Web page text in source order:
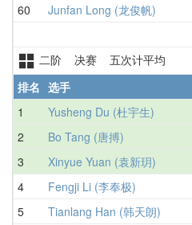
60 Junfan Long (龙俊帆)
二阶 决赛 五次计平均
排名 选手
1
Yusheng Du (杜宇生)
2 Bo Tang (唐搏)
3 Xinyue Yuan (袁新玥)
4 Fengji Li (李奉极)
5 Tianlang Han (韩天朗)